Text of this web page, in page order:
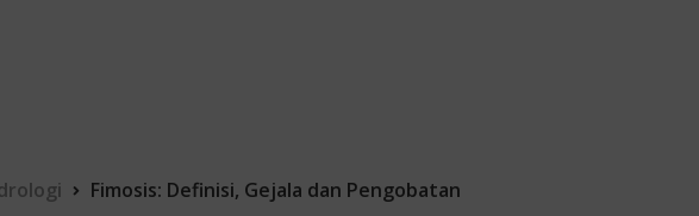
Fimosis: Definisi, Gejala dan Pengobatan